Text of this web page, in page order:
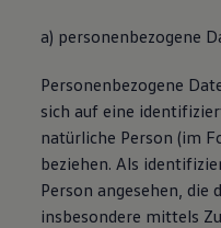
a) personenbezogene
Personenbezogene
sich auf eine
natürliche Person (im
beziehen. Als
Person angesehen, die
insbesondere mittels